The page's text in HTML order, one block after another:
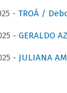
- TROÁ /
- GERALDO
- JULIANA